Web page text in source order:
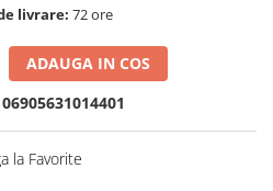
livrare: 72 ore
ADAUGA IN COS
06905631014401
la Favorite